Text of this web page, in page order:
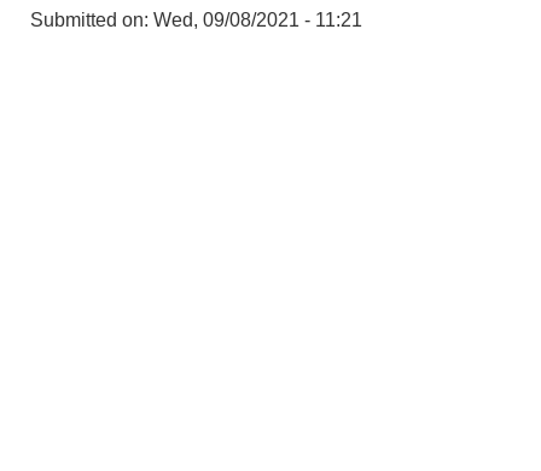
Submitted on: Wed, 09/08/2021 - 11:21